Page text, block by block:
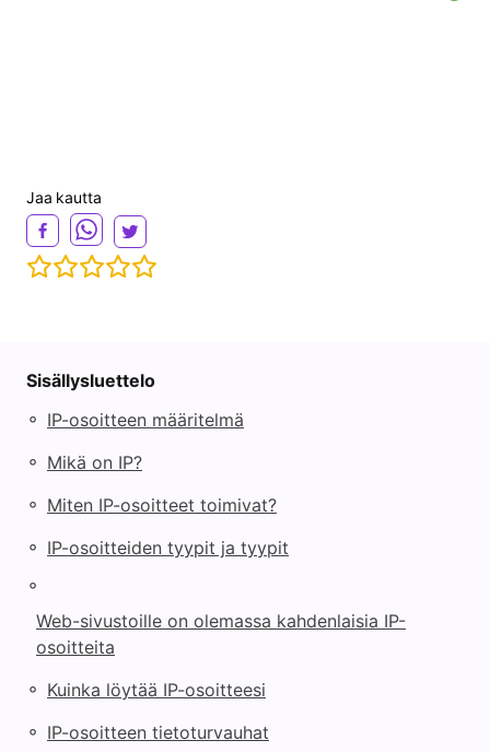
Jaa kautta
Sisällysluettelo
◦ IP-osoitteen määritelmä
◦ Mikä on IP?
◦ Miten IP-osoitteet toimivat?
◦ IP-osoitteiden tyypit ja tyypit
◦
Web-sivustoille on olemassa kahdenlaisia IP-
osoitteita
◦ Kuinka löytää IP-osoitteesi
◦ IP-osoitteen tietoturvauhat